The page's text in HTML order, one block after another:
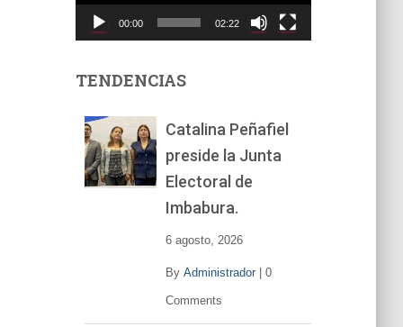
t
00:00 02:22
TENDENCIAS
Catalina Peñafiel
preside la Junta
Electoral de
Imbabura.
6 agosto, 2026
By Administrador| 0
Comments